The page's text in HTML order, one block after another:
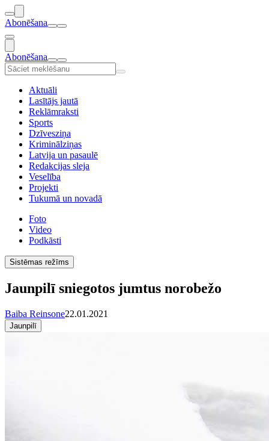
Abonēšana
Abonēšana
Aktuāli
Lasītājs jautā
Reklāmraksti
Sports
Dzīvesziņa
Kriminālziņas
Latvija un pasaulē
Redakcijas sleja
Veselība
Projekti
Tukumā un novadā
Foto
Video
Podkāsti
Sistēmas režīms
Jaunpilī sniegotos jumtus norobežo
Baiba Reinsone22.01.2021
Jaunpilī